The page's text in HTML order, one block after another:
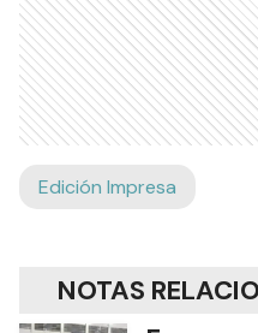
Edición Impresa
NOTAS